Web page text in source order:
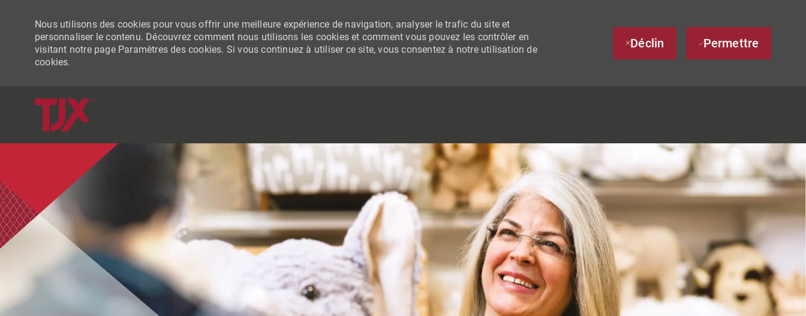
Nous utilisons des cookies pour vous offrir une meilleure expérience de navigation, analyser le trafic du site et
personnaliser le contenu. Découvrez comment nous utilisons les cookies et comment vous pouvez les contrôler en
visitant notre page Paramètres des cookies. Si vous continuez à utiliser ce site, vous consentez à notre utilisation de
cookies.
Déclin Permettre